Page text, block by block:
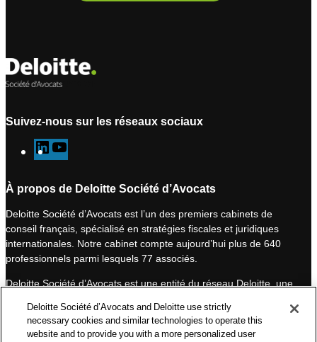
Suivez-nous sur les réseaux sociaux
L
i
k
e
d
I
n
o
T
u
b
e
À propos de Deloitte Société d’Avocats
Deloitte Société d’Avocats est l’un des premiers cabinets de
conseil français, spécialisé en stratégies fiscales et juridiques
internationales. Notre cabinet compte aujourd’hui plus de 640
professionnels parmi lesquels 77 associés.
Deloitte Société d’Avocats est une entité du réseau Deloitte, une
professionnels et à ce titre, travaille avec les 50 000 fiscalistes
et juristes de Deloitte situés dans 150 pays.
Deloitte Société d’Avocats and Deloitte use strictly
necessary cookies and similar technologies to operate this
website and to provide you with a more personalized user